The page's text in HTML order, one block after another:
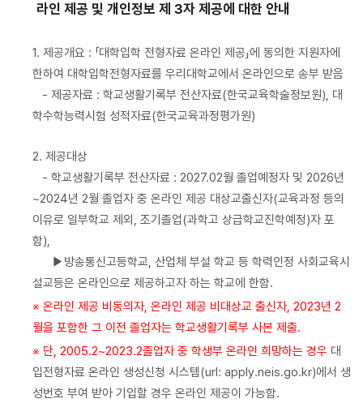
라인 제공 및 개인정보 제 3자 제공에 대한 안내
1. 제공개요 : 「대학입학 전형자료 온라인 제공」에 동의한 지원자에
한하여 대학입학전형자료를 우리대학교에서 온라인으로 송부 받음
- 제공자료 : 학교생활기록부 전산자료(한국교육학술정보원), 대
학수학능력시험 성적자료(한국교육과정평가원)
2. 제공대상
- 학교생활기록부 전산자료 : 2027.02월 졸업예정자 및 2026년
~2024년 2월 졸업자 중 온라인 제공 대상교출신자(교육과정 등의
이유로 일부학교 제외, 조기졸업(과학고 상급학교진학예정)자 포
함),
▶방송통신고등학교, 산업체 부설 학교 등 학력인정 사회교육시
설교등은 온라인으로 제공하고자 하는 학교에 한함.
※ 온라인 제공 비동의자, 온라인 제공 비대상교 출신자, 2023년 2
월을 포함한 그 이전 졸업자는 학교생활기록부 사본 제출.
※ 단, 2005.2~2023.2졸업자 중 학생부 온라인 희망하는 경우 대
입전형자료 온라인 생성신청 시스템(url: apply.neis.go.kr)에서 생
성번호 부여 받아 기입할 경우 온라인 제공이 가능함.